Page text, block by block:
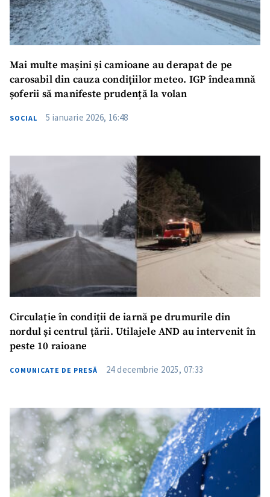
Mai multe mașini și camioane au derapat de pe
carosabil din cauza condițiilor meteo. IGP îndeamnă
șoferii să manifeste prudență la volan
SOCIAL 5 ianuarie 2026, 16:48
Circulație în condiții de iarnă pe drumurile din
nordul și centrul țării. Utilajele AND au intervenit în
peste 10 raioane
COMUNICATE DE PRESĂ 24 decembrie 2025, 07:33